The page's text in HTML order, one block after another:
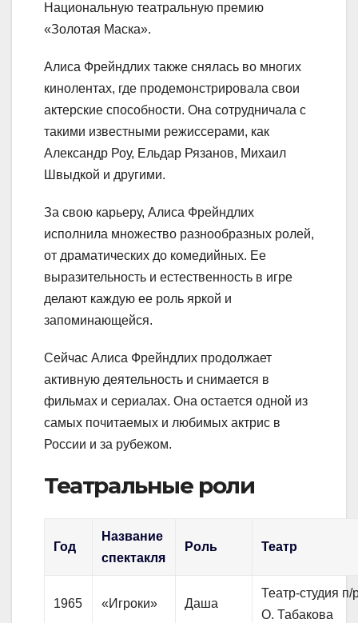
Национальную театральную премию
«Золотая Маска».
Алиса Фрейндлих также снялась во многих
кинолентах, где продемонстрировала свои
актерские способности. Она сотрудничала с
такими известными режиссерами, как
Александр Роу, Ельдар Рязанов, Михаил
Швыдкой и другими.
За свою карьеру, Алиса Фрейндлих
исполнила множество разнообразных ролей,
от драматических до комедийных. Ее
выразительность и естественность в игре
делают каждую ее роль яркой и
запоминающейся.
Сейчас Алиса Фрейндлих продолжает
активную деятельность и снимается в
фильмах и сериалах. Она остается одной из
самых почитаемых и любимых актрис в
России и за рубежом.
Театральные роли
Год
Название
спектакля
Роль Театр
1965 «Игроки» Даша
Театр-студия п/
О. Табакова